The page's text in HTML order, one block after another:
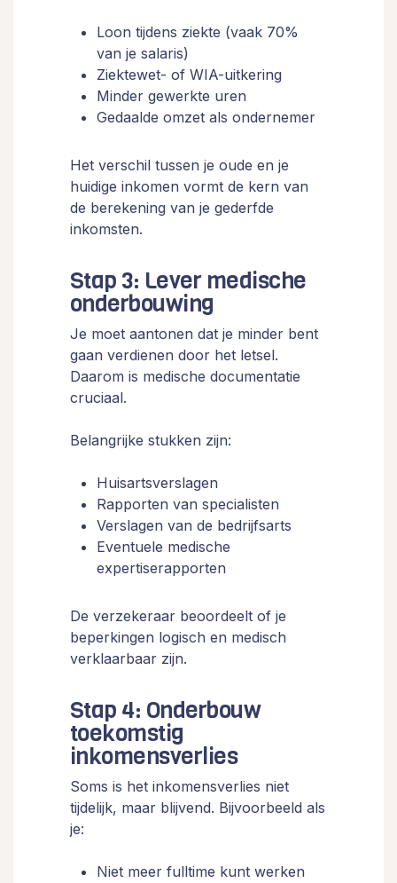
Loon tijdens ziekte (vaak 70%
van je salaris)
Ziektewet- of WIA-uitkering
Minder gewerkte uren
Gedaalde omzet als ondernemer
Het verschil tussen je oude en je
huidige inkomen vormt de kern van
de berekening van je gederfde
inkomsten.
Stap 3: Lever medische
onderbouwing
Je moet aantonen dat je minder bent
gaan verdienen door het letsel.
Daarom is medische documentatie
cruciaal.
Belangrijke stukken zijn:
Huisartsverslagen
Rapporten van specialisten
Verslagen van de bedrijfsarts
Eventuele medische
expertiserapporten
De verzekeraar beoordeelt of je
beperkingen logisch en medisch
verklaarbaar zijn.
Stap 4: Onderbouw
toekomstig
inkomensverlies
Soms is het inkomensverlies niet
tijdelijk, maar blijvend. Bijvoorbeeld als
je:
Niet meer fulltime kunt werken